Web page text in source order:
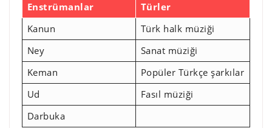
Enstrümanlar
Türler
Kanun
Türk halk müziği
Ney
Sanat müziği
Keman
Popüler Türkçe şarkılar
Ud
Fasıl müziği
Darbuka